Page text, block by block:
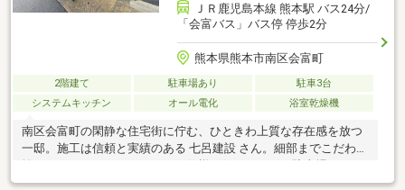
ＪＲ鹿児島本線 熊本駅 バス24分/
「会富バス」バス停 停歩2分
熊本県熊本市南区会富町
2階建て 駐車場あり
駐車3台
システムキッチン
オール電化 浴室乾燥機
南区会富町の閑静な住宅街に佇む、ひときわ上質な存在感を放つ
一邸。施工は信頼と実績のある 七呂建設 さん。細部までこだわり
抜かれた、まさにモデルハウス仕様の住まいです。駐車場にはカ
ーポート内に並列3台、さらにカーポート外にも1台駐車可能。ぜ